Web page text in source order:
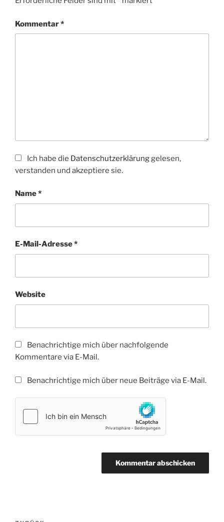
Kommentar*
Ich habe die Datenschutzerklärunggelesen,
verstanden und akzeptiere sie.
Name*
E-Mail-Adresse*
Website
Benachrichtige mich über nachfolgende
Kommentare via E-Mail.
Benachrichtige mich über neue Beiträge via E-Mail.
Beitragsnavigation